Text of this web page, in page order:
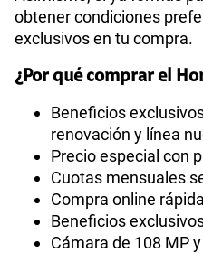
obtener condiciones
exclusivos en tu compra.
¿Por qué comprar el
Beneficios
renovación y línea
Precio especial con
Cuotas mensuales
Compra online
Beneficios
Cámara de 108 MP